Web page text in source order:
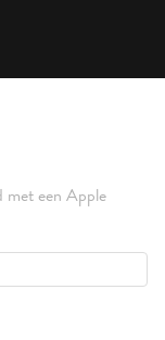
met een Apple